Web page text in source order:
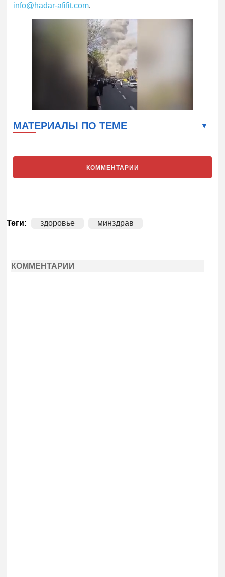
info@hadar-afifit.com.
МАТЕРИАЛЫ ПО ТЕМЕ
КОММЕНТАРИИ
Теги: здоровье минздрав
КОММЕНТАРИИ